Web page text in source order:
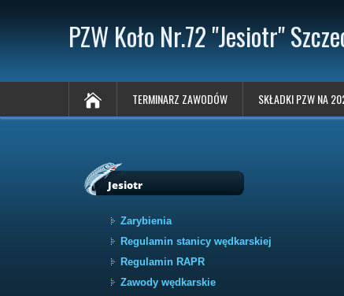
PZW Koło Nr.72 "Jesiotr"
TERMINARZ ZAWODÓW SKŁADKI PZW NA
Jesiotr
Zarybienia
Regulamin stanicy wędkarskiej
Regulamin RAPR
Zawody wędkarskie